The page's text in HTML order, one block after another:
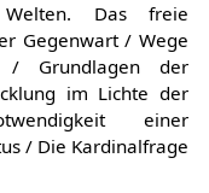
Das freie
Gegenwart / Wege
/ Grundlagen der
im Lichte der
einer
/ Die Kardinalfrage